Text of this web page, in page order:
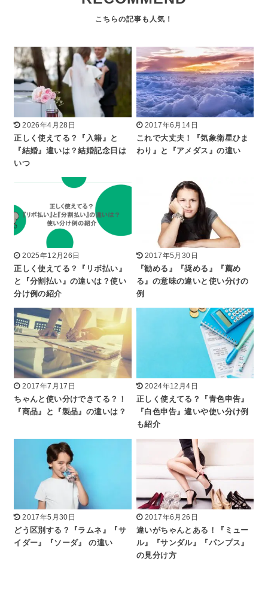
2026年4月28日
正しく使えてる？『入籍』と
『結婚』違いは？結婚記念日は
いつ
2017年6月14日
これで大丈夫！『気象衛星ひま
わり』と『アメダス』の違い
2025年12月26日
正しく使えてる？『リボ払い』
と『分割払い』の違いは？使い
分け例の紹介
2017年5月30日
『勧める』『奨める』『薦め
る』の意味の違いと使い分けの
例
2017年7月17日
ちゃんと使い分けできてる？！
『商品』と『製品』の違いは？
2024年12月4日
正しく使えてる？『青色申告』
『白色申告』違いや使い分け例
も紹介
2017年5月30日
どう区別する？『ラムネ』『サ
イダー』『ソーダ』 の違い
2017年6月26日
違いがちゃんとある！『ミュー
ル』『サンダル』『パンプス』
の見分け方